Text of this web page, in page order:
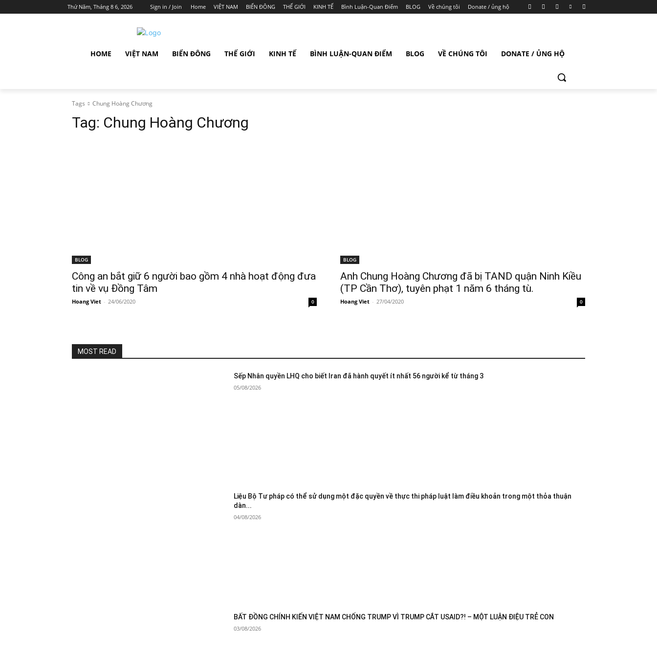
Thứ Năm, Tháng 8 6, 2026 Sign in / Join Home VIỆT NAM BIỂN ĐÔNG THẾ GIỚI KINH TẾ Bình Luận-Quan Điểm BLOG Về chúng tôi Donate / ủng hộ
HOME VIỆT NAM BIỂN ĐÔNG THẾ GIỚI KINH TẾ BÌNH LUẬN-QUAN ĐIỂM BLOG VỀ CHÚNG TÔI DONATE / ỦNG HỘ
Tags Chung Hoàng Chương
Tag: Chung Hoàng Chương
BLOG
Công an bắt giữ 6 người bao gồm 4 nhà hoạt động đưa
tin về vụ Đồng Tâm
Hoang Viet - 24/06/2020 0
BLOG
Anh Chung Hoàng Chương đã bị TAND quận Ninh Kiều
(TP Cần Thơ), tuyên phạt 1 năm 6 tháng tù.
Hoang Viet - 27/04/2020 0
MOST READ
Sếp Nhân quyền LHQ cho biết Iran đã hành quyết ít nhất 56 người kể từ tháng 3
05/08/2026
Liệu Bộ Tư pháp có thể sử dụng một đặc quyền về thực thi pháp luật làm điều khoản trong một thỏa thuận
dàn...
04/08/2026
BẤT ĐỒNG CHÍNH KIẾN VIỆT NAM CHỐNG TRUMP VÌ TRUMP CẮT USAID?! – MỘT LUẬN ĐIỆU TRẺ CON
03/08/2026